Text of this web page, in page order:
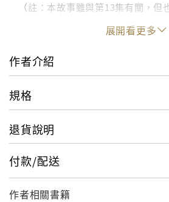
（註：本故事雖與第13集有關，但
*詳情請看《大偵探福爾摩斯(13)吸
展開看更多
作者介紹
規格
退貨說明
付款/配送
作者相關書籍